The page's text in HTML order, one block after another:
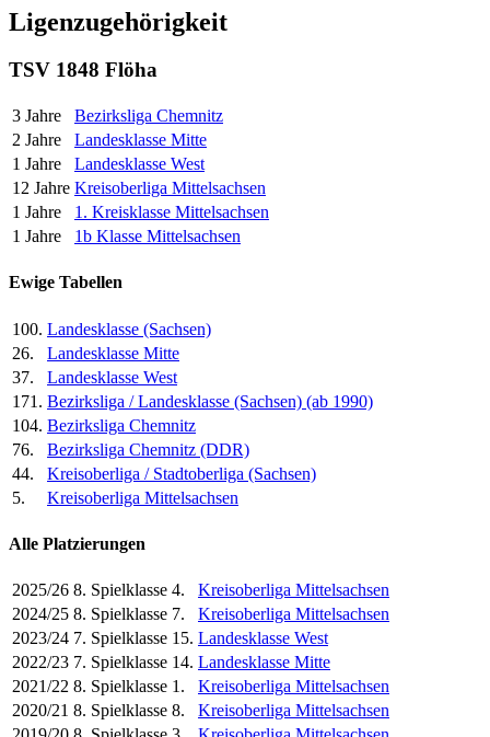
Ligenzugehörigkeit
TSV 1848 Flöha
3 Jahre
Bezirksliga Chemnitz
2 Jahre
Landesklasse Mitte
1 Jahre
Landesklasse West
12 Jahre Kreisoberliga Mittelsachsen
1 Jahre
1. Kreisklasse Mittelsachsen
1 Jahre
1b Klasse Mittelsachsen
Ewige Tabellen
100. Landesklasse (Sachsen)
26.
Landesklasse Mitte
37.
Landesklasse West
171. Bezirksliga / Landesklasse (Sachsen) (ab 1990)
104. Bezirksliga Chemnitz
76.
Bezirksliga Chemnitz (DDR)
44.
Kreisoberliga / Stadtoberliga (Sachsen)
5.
Kreisoberliga Mittelsachsen
Alle Platzierungen
2025/26 8. Spielklasse 4.
Kreisoberliga Mittelsachsen
2024/25 8. Spielklasse 7.
Kreisoberliga Mittelsachsen
2023/24 7. Spielklasse 15. Landesklasse West
2022/23 7. Spielklasse 14. Landesklasse Mitte
2021/22 8. Spielklasse 1.
Kreisoberliga Mittelsachsen
2020/21 8. Spielklasse 8.
Kreisoberliga Mittelsachsen